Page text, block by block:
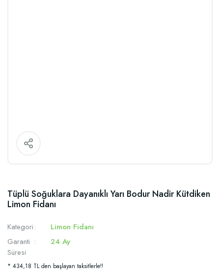
Tüplü Soğuklara Dayanıklı Yarı Bodur Nadir Kütdiken
Limon Fidanı
Kategori
Limon Fidanı
Garanti
Süresi
24 Ay
* 434,18 TL den başlayan taksitlerle!!